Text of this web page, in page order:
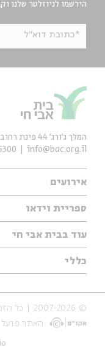
הירשמו לניוזלטר שלנו
*כתובת דוא"ל
אירועים
אנגלית
נוער
סדרות
אירועי עבר
אירועים בירושלים
ספריית וידאו
עיון
מיוחדים
עוד בבית אבי חי
כללי
אודות
הצהרת נגישות
תנאי שימוש והצהרת פרטיות
המלך ג'ורג' 44 פינת רחוב קק״ל, ירושלים
info@bac.org.il
© 2007-2026 | כל הזכויות שמורות לבית אבי חי
האתר פועל